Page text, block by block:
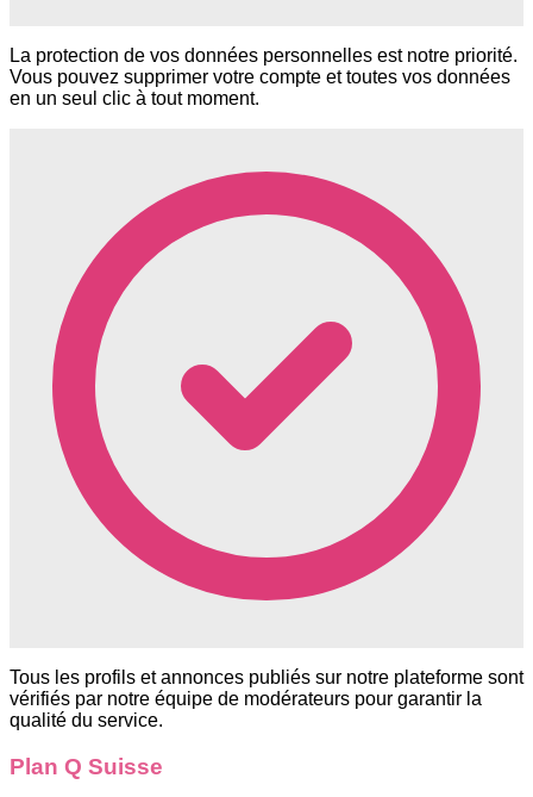
La protection de vos données personnelles est notre priorité.
Vous pouvez supprimer votre compte et toutes vos données
en un seul clic à tout moment.
Tous les profils et annonces publiés sur notre plateforme sont
vérifiés par notre équipe de modérateurs pour garantir la
qualité du service.
Plan Q Suisse